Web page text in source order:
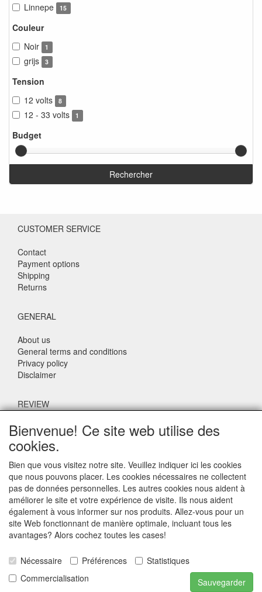
Linnepe 15
Couleur
Noir
1
grijs 3
Tension
12 volts
8
12 - 33 volts 1
Budget
Rechercher
CUSTOMER SERVICE
Contact
Payment options
Shipping
Returns
GENERAL
About us
General terms and conditions
Privacy policy
Disclaimer
REVIEW
What do others say about us?
Customers rate our service, price and speed with an average
score of 9.4 (Q1 Quality Report 2024)
CONTACT DETAILS
Adriaen Banckertstraat 6
3115 JE SCHIEDAM
The Netherlands
E-mail: info@otoparts.nl
Bienvenue! Ce site web utilise des
cookies.
Bien que vous visitez notre site. Veuillez indiquer ici les cookies
que nous pouvons placer. Les cookies nécessaires ne collectent
pas de données personnelles. Les autres cookies nous aident à
améliorer le site et votre expérience de visite. Ils nous aident
également à vous informer sur nos produits. Allez-vous pour un
site Web fonctionnant de manière optimale, incluant tous les
avantages? Alors cochez toutes les cases!
Nécessaire Préférences
Statistiques
Commercialisation
Sauvegarder